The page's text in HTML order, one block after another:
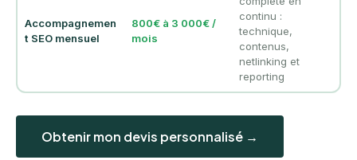
Accompagnemen
t SEO mensuel
800€ à 3 000€ /
mois
continu :
technique,
contenus,
netlinking et
reporting
Obtenir mon devis personnalisé →